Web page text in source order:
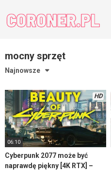
content
mocny sprzęt
Najnowsze
HD
06:10
Cyberpunk 2077 może być
naprawdę piękny [4K RTX] –